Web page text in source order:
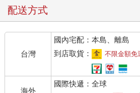
這不是你的想像，如今，愈來愈多人有
在網路上對你猛攻；高衝突型同事無時
罪名標籤；高衝突型上司看到部屬焦慮
得這些人只會浪費公司的錢；高衝突型
面對職場上與生活中的大小衝突、形形
他們散布的各種有毒情緒，你該如何聰明
配送方式
台灣
國內宅配：本島、離島
到店取貨：
不限金額免
海外
國際快遞：全球